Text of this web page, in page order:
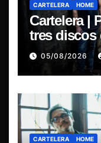
CARTELERA HOME
Cartelera |
tres discos
leyendas
05/08/2026
CARTELERA HOME